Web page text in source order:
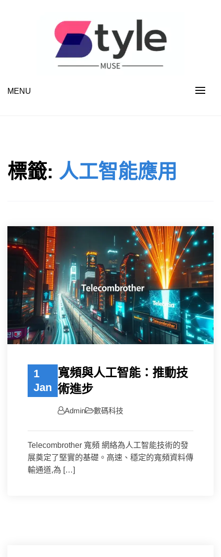
STYLE MUSE
MENU
標籤: 人工智能應用
1
Jan
寬頻與人工智能：推動技
術進步
Admin 數碼科技
Telecombrother 寬頻 網絡為人工智能技術的發
展奠定了堅實的基礎。高速、穩定的寬頻資料傳
輸通道,為 […]